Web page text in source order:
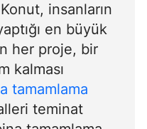
insanların
en büyük
her proje, bir
kalması
tamamlama
teminat